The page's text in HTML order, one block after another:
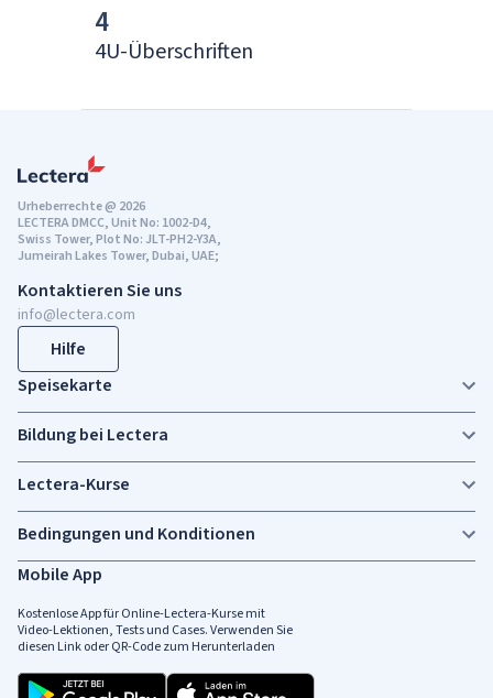
4
4U-Überschriften
Urheberrechte @ 2026
LECTERA DMCC, Unit No: 1002-D4,
Swiss Tower, Plot No: JLT-PH2-Y3A,
Jumeirah Lakes Tower, Dubai, UAE;
Kontaktieren Sie uns
info@lectera.com
Hilfe
Speisekarte
Bildung bei Lectera
Lectera-Kurse
Bedingungen und Konditionen
Mobile App
Kostenlose App für Online-Lectera-Kurse mit
Video-Lektionen, Tests und Cases. Verwenden Sie
diesen Link oder QR-Code zum Herunterladen